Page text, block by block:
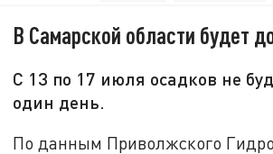
В Самарской области будет
С 13 по 17 июля осадков не
один день.
По данным Приволжского